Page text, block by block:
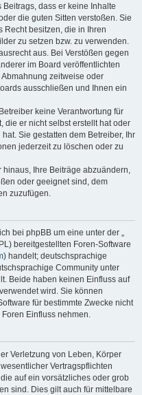
dass er keine Inhalte
die guten Sitten verstoßen. Sie
Recht besitzen, die in Ihren
zu setzen bzw. zu verwenden.
aus. Bei Verstößen gegen
im Board veröffentlichten
zeitweise oder
ausschließen und Ihnen ein
keine Verantwortung für
die er nicht selbst erstellt hat oder
Sie gestatten dem Betreiber, Ihr
jederzeit zu löschen oder zu
Ihre Beiträge abzuändern,
oder geeignet sind, dem
zuzufügen.
bei phpBB um eine unter der „
bereitgestellten Foren-Software
) handelt; deutschsprachige
Community unter
Beide haben keinen Einfluss auf
wird. Sie können
für bestimmte Zwecke nicht
Einfluss nehmen.
Verletzung von Leben, Körper
Vertragspflichten
auf ein vorsätzliches oder grob
sind. Dies gilt auch für mittelbare